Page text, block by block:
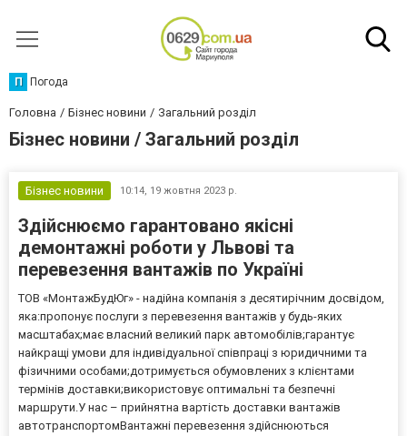
П Погода
Головна Бізнес новини Загальний розділ
Бізнес новини / Загальний розділ
Бізнес новини 10:14, 19 жовтня 2023 р.
Здійснюємо гарантовано якісні
демонтажні роботи у Львові та
перевезення вантажів по Україні
ТОВ «МонтажБудЮг» - надійна компанія з десятирічним досвідом,
яка:пропонує послуги з перевезення вантажів у будь-яких
масштабах;має власний великий парк автомобілів;гарантує
найкращі умови для індивідуальної співпраці з юридичними та
фізичними особами;дотримується обумовлених з клієнтами
термінів доставки;використовує оптимальні та безпечні
маршрути.У нас – прийнятна вартість доставки вантажів
автотранспортомВантажні перевезення здійснюються